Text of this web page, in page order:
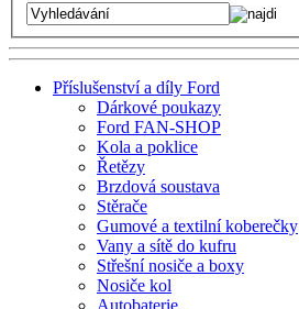
Příslušenství a díly Ford
Dárkové poukazy
Ford FAN-SHOP
Kola a poklice
Řetězy
Brzdová soustava
Stěrače
Gumové a textilní koberečky
Vany a sítě do kufru
Střešní nosiče a boxy
Nosiče kol